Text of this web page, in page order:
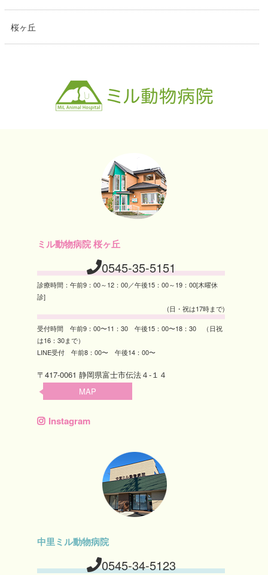
桜ヶ丘
ミル動物病院 桜ヶ丘
0545-35-5151
診療時間：午前9：00～12：00／午後15：00～19：00[木曜休
診]
(日・祝は17時まで)
受付時間 午前9：00〜11：30 午後15：00〜18：30 （日祝
は16：30まで）
LINE受付 午前8：00〜 午後14：00〜
〒417-0061 静岡県富士市伝法４-１４
MAP
Instagram
中里ミル動物病院
0545-34-5123